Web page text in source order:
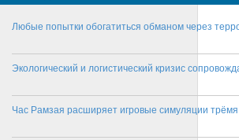
Любые попытки обогатиться обманом через
Экологический и логистический кризис
Час Рамзая расширяет игровые симуляции